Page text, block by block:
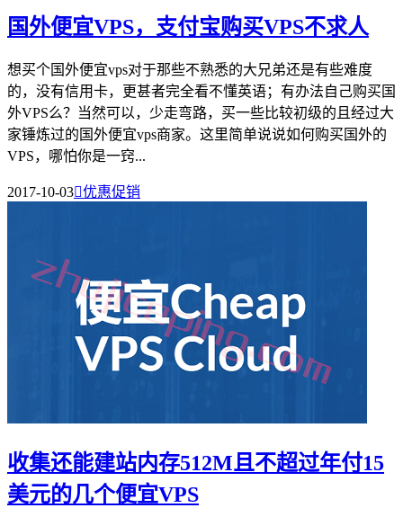
国外便宜VPS，支付宝购买VPS不求人
想买个国外便宜vps对于那些不熟悉的大兄弟还是有些难度
的，没有信用卡，更甚者完全看不懂英语；有办法自己购买国
外VPS么？当然可以，少走弯路，买一些比较初级的且经过大
家锤炼过的国外便宜vps商家。这里简单说说如何购买国外的
VPS，哪怕你是一窍...
2017-10-03优惠促销
收集还能建站内存512M且不超过年付15
美元的几个便宜VPS